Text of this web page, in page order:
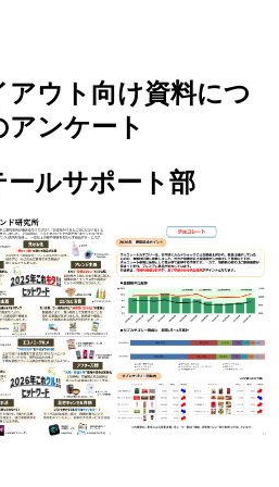
アウト向け資料につ
アンケート
ルサポート部